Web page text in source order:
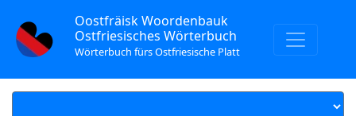
Oostfräisk Woordenbauk
Ostfriesisches Wörterbuch
Wörterbuch fürs Ostfriesische Platt